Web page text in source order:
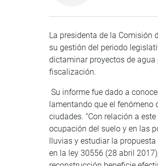
La presidenta de la Comisión
su gestión del periodo
dictaminar proyectos de
fiscalización.
Su informe fue dado a
lamentando que el
ciudades. “Con relación a
ocupación del suelo y en las
lluvias y estudiar la
en la ley 30556 (28 abril